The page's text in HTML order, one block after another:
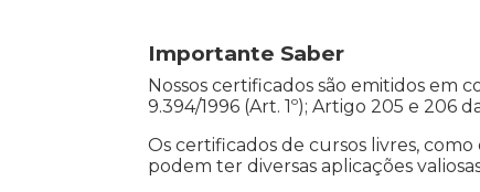
Importante Saber
Nossos certificados são emitidos em
9.394/1996 (Art. 1º); Artigo 205 e 206
Os certificados de cursos livres,
podem ter diversas aplicações